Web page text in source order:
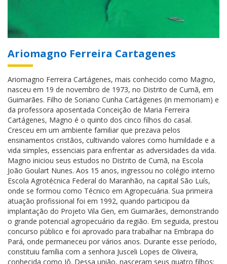
Ariomagno Ferreira Cartagenes
Ariomagno Ferreira Cartágenes, mais conhecido como Magno,
nasceu em 19 de novembro de 1973, no Distrito de Cumã, em
Guimarães. Filho de Soriano Cunha Cartágenes (in memoriam) e
da professora aposentada Conceição de Maria Ferreira
Cartágenes, Magno é o quinto dos cinco filhos do casal.
Cresceu em um ambiente familiar que prezava pelos
ensinamentos cristãos, cultivando valores como humildade e a
vida simples, essenciais para enfrentar as adversidades da vida.
Magno iniciou seus estudos no Distrito de Cumã, na Escola
João Goulart Nunes. Aos 15 anos, ingressou no colégio interno
Escola Agrotécnica Federal do Maranhão, na capital São Luís,
onde se formou como Técnico em Agropecuária. Sua primeira
atuação profissional foi em 1992, quando participou da
implantação do Projeto Vila Gen, em Guimarães, demonstrando
o grande potencial agropecuário da região. Em seguida, prestou
concurso público e foi aprovado para trabalhar na Embrapa do
Pará, onde permaneceu por vários anos. Durante esse período,
constituiu família com a senhora Jusceli Lopes de Oliveira,
conhecida como Jô. Dessa união, nasceram seus quatro filhos: